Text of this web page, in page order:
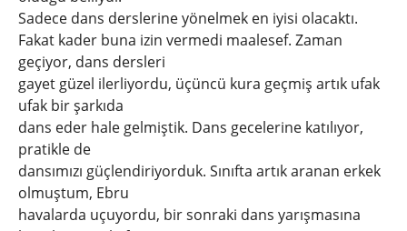
Sadece dans derslerine yönelmek en iyisi olacaktı.
Fakat kader buna izin vermedi maalesef. Zaman
geçiyor, dans dersleri
gayet güzel ilerliyordu, üçüncü kura geçmiş artık ufak
ufak bir şarkıda
dans eder hale gelmiştik. Dans gecelerine katılıyor,
pratikle de
dansımızı güçlendiriyorduk. Sınıfta artık aranan erkek
olmuştum, Ebru
havalarda uçuyordu, bir sonraki dans yarışmasına